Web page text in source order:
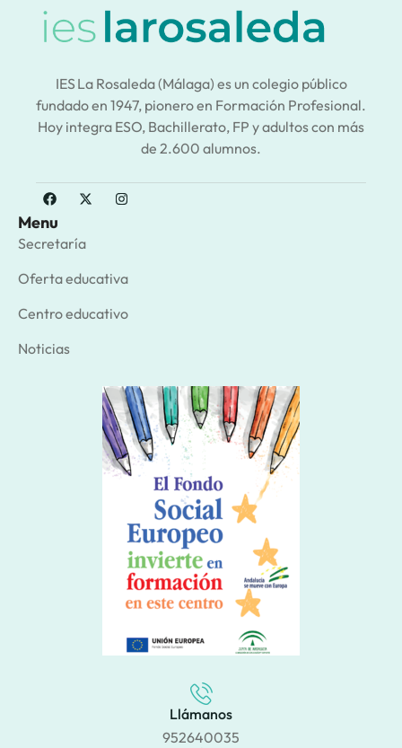
IES La Rosaleda (Málaga) es un colegio público
fundado en 1947, pionero en Formación Profesional.
Hoy integra ESO, Bachillerato, FP y adultos con más
de 2.600 alumnos.
Menu
Secretaría
Oferta educativa
Centro educativo
Noticias
Llámanos
952640035